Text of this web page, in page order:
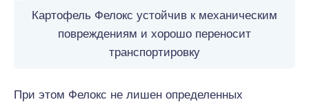
Картофель Фелокс устойчив к механическим
повреждениям и хорошо переносит
транспортировку
При этом Фелокс не лишен определенных